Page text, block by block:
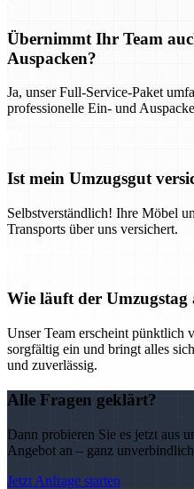
Übernimmt Ihr Team
Auspacken?
Ja, unser Full-Service-Paket
professionelle Ein- und
Ist mein Umzugsgut
Selbstverständlich! Ihre Möbel
Transports über uns versichert.
Wie läuft der Umzugstag
Unser Team erscheint pünktlich
sorgfältig ein und bringt alles
und zuverlässig.
Alle Fragen geklärt?
Dann probieren Sie es jetzt aus
Angebot an – ganz
Jetzt Anfrage starten